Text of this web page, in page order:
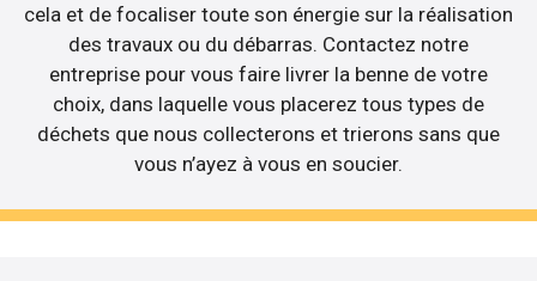
cela et de focaliser toute son énergie sur la réalisation
des travaux ou du débarras. Contactez notre
entreprise pour vous faire livrer la benne de votre
choix, dans laquelle vous placerez tous types de
déchets que nous collecterons et trierons sans que
vous n’ayez à vous en soucier.